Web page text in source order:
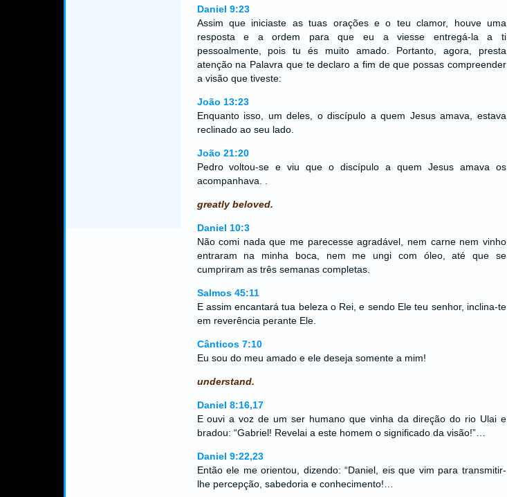
Daniel 9:23
Assim que iniciaste as tuas orações e o teu clamor, houve uma
resposta e a ordem para que eu a viesse entregá-la a ti
pessoalmente, pois tu és muito amado. Portanto, agora, presta
atenção na Palavra que te declaro a fim de que possas compreender
a visão que tiveste:
João 13:23
Enquanto isso, um deles, o discípulo a quem Jesus amava, estava
reclinado ao seu lado.
João 21:20
Pedro voltou-se e viu que o discípulo a quem Jesus amava os
acompanhava. .
greatly beloved.
Daniel 10:3
Não comi nada que me parecesse agradável, nem carne nem vinho
entraram na minha boca, nem me ungi com óleo, até que se
cumpriram as três semanas completas.
Salmos 45:11
E assim encantará tua beleza o Rei, e sendo Ele teu senhor, inclina-te
em reverência perante Ele.
Cânticos 7:10
Eu sou do meu amado e ele deseja somente a mim!
understand.
Daniel 8:16,17
E ouvi a voz de um ser humano que vinha da direção do rio Ulai e
bradou: “Gabriel! Revelai a este homem o significado da visão!”…
Daniel 9:22,23
Então ele me orientou, dizendo: “Daniel, eis que vim para transmitir-
lhe percepção, sabedoria e conhecimento!…